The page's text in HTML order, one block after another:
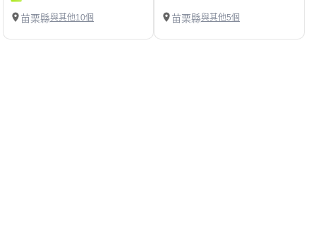
苗栗縣與其他10個 苗栗縣與其他5個